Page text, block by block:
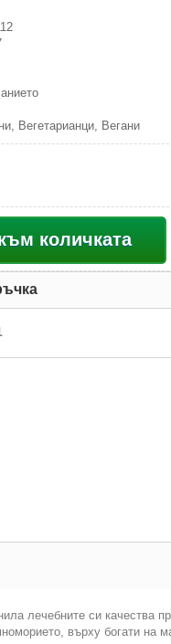
Вегетарианци, Вегани
количката
лечебните си качества
върху богати на